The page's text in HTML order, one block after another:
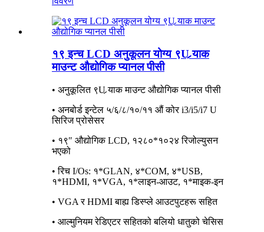
१९ इन्च LCD अनुकूलन योग्य ९U र्‍याक
माउन्ट औद्योगिक प्यानल पीसी
• अनुकूलित ९U र्‍याक माउन्ट औद्योगिक प्यानल पीसी
• अनबोर्ड इन्टेल ५/६/८/१०/११ औं कोर i3/i5/i7 U
सिरिज प्रोसेसर
• १९″ औद्योगिक LCD, १२८०*१०२४ रिजोल्युसन
भएको
• रिच I/Os: १*GLAN, ४*COM, ४*USB,
१*HDMI, १*VGA, १*लाइन-आउट, १*माइक-इन
• VGA र HDMI बाह्य डिस्प्ले आउटपुटहरू सहित
• आल्मुनियम रेडिएटर सहितको बलियो धातुको चेसिस